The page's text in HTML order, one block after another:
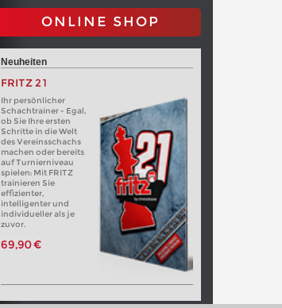
ONLINE SHOP
Neuheiten
FRITZ 21
Ihr persönlicher
Schachtrainer - Egal,
ob Sie Ihre ersten
Schritte in die Welt
des Vereinsschachs
machen oder bereits
auf Turnierniveau
spielen: Mit FRITZ
trainieren Sie
effizienter,
intelligenter und
individueller als je
zuvor.
69,90 €